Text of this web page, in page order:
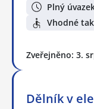
Plný
Vhodné
Zveřejněno: 3.
Dělník v